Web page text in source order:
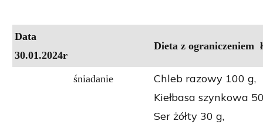
Data
30.01.2024r
Dieta z ograniczeniem
śniadanie
Chleb razowy 100 g,
Kiełbasa szynkowa
Ser żółty 30 g,